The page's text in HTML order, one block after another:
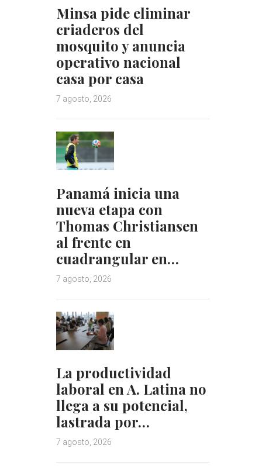
Minsa pide eliminar
criaderos del
mosquito y anuncia
operativo nacional
casa por casa
7 agosto, 2026
Panamá inicia una
nueva etapa con
Thomas Christiansen
al frente en
cuadrangular en…
7 agosto, 2026
La productividad
laboral en A. Latina no
llega a su potencial,
lastrada por…
7 agosto, 2026